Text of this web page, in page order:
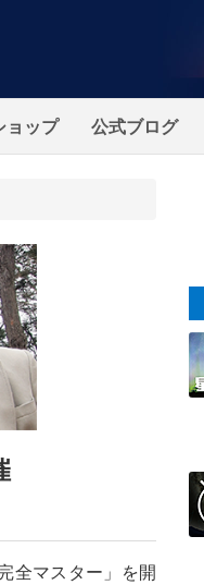
ョップ 公式ブログ
全マスター」を開